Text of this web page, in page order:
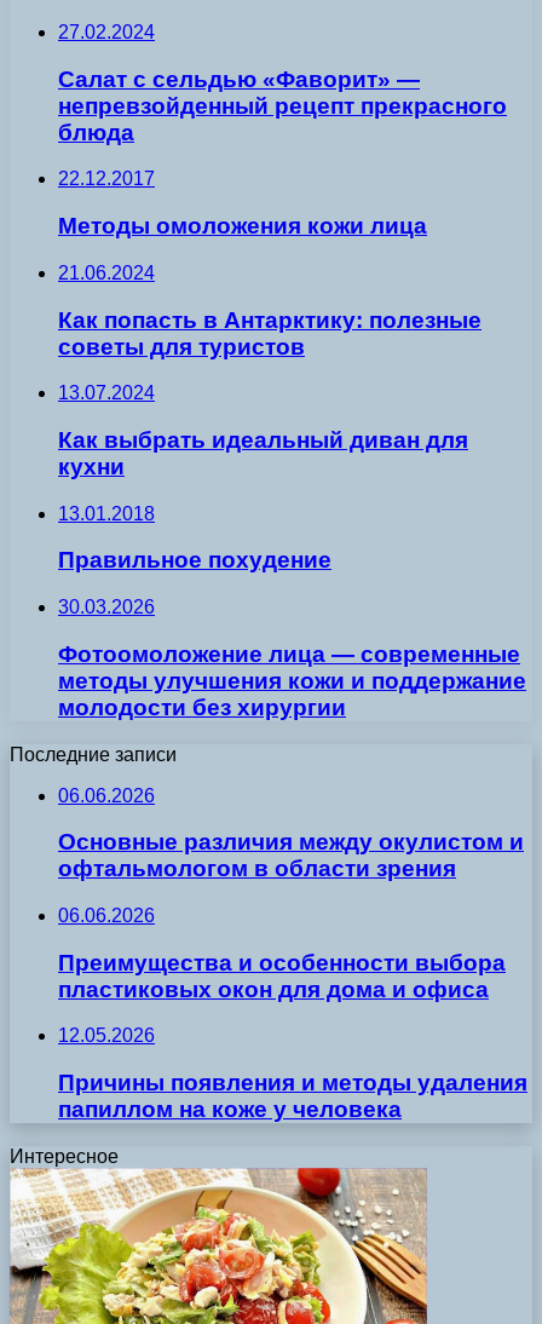
27.02.2024
Салат с сельдью «Фаворит» —
непревзойденный рецепт прекрасного
блюда
22.12.2017
Методы омоложения кожи лица
21.06.2024
Как попасть в Антарктику: полезные
советы для туристов
13.07.2024
Как выбрать идеальный диван для
кухни
13.01.2018
Правильное похудение
30.03.2026
Фотоомоложение лица — современные
методы улучшения кожи и поддержание
молодости без хирургии
Последние записи
06.06.2026
Основные различия между окулистом и
офтальмологом в области зрения
06.06.2026
Преимущества и особенности выбора
пластиковых окон для дома и офиса
12.05.2026
Причины появления и методы удаления
папиллом на коже у человека
Интересное